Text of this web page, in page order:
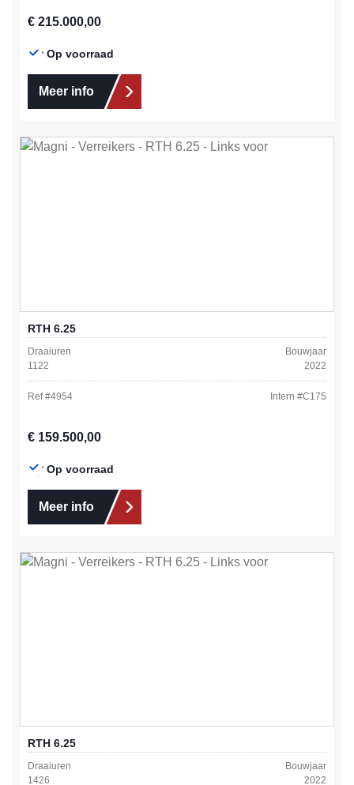
Normale prijs:
€ 215.000,00
Op voorraad
Meer info
RTH 6.25
Draaiuren
1122
Bouwjaar
2022
Ref #4954 Intern #C175
Normale prijs:
€ 159.500,00
Op voorraad
Meer info
RTH 6.25
Draaiuren
1426
Bouwjaar
2022